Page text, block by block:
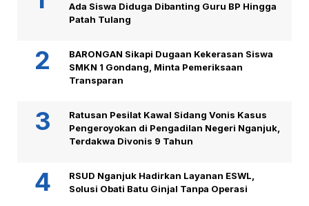
Ada Siswa Diduga Dibanting Guru BP Hingga
Patah Tulang
BARONGAN Sikapi Dugaan Kekerasan Siswa
SMKN 1 Gondang, Minta Pemeriksaan
Transparan
Ratusan Pesilat Kawal Sidang Vonis Kasus
Pengeroyokan di Pengadilan Negeri Nganjuk,
Terdakwa Divonis 9 Tahun
RSUD Nganjuk Hadirkan Layanan ESWL,
Solusi Obati Batu Ginjal Tanpa Operasi